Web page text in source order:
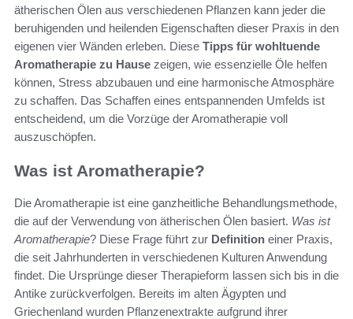
ätherischen Ölen aus verschiedenen Pflanzen kann jeder die
beruhigenden und heilenden Eigenschaften dieser Praxis in den
eigenen vier Wänden erleben. Diese Tipps für wohltuende
Aromatherapie zu Hause zeigen, wie essenzielle Öle helfen
können, Stress abzubauen und eine harmonische Atmosphäre
zu schaffen. Das Schaffen eines entspannenden Umfelds ist
entscheidend, um die Vorzüge der Aromatherapie voll
auszuschöpfen.
Was ist Aromatherapie?
Die Aromatherapie ist eine ganzheitliche Behandlungsmethode,
die auf der Verwendung von ätherischen Ölen basiert. Was ist
Aromatherapie? Diese Frage führt zur Definition einer Praxis,
die seit Jahrhunderten in verschiedenen Kulturen Anwendung
findet. Die Ursprünge dieser Therapieform lassen sich bis in die
Antike zurückverfolgen. Bereits im alten Ägypten und
Griechenland wurden Pflanzenextrakte aufgrund ihrer